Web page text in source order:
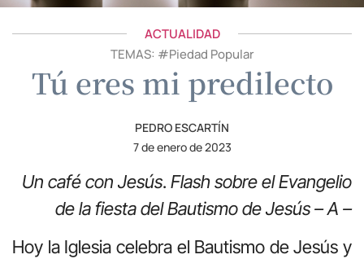
ACTUALIDAD
TEMAS: #Piedad Popular
Tú eres mi predilecto
PEDRO ESCARTÍN
7 de enero de 2023
Un café con Jesús. Flash sobre el Evangelio
de la fiesta del Bautismo de Jesús – A –
Hoy la Iglesia celebra el Bautismo de Jesús y